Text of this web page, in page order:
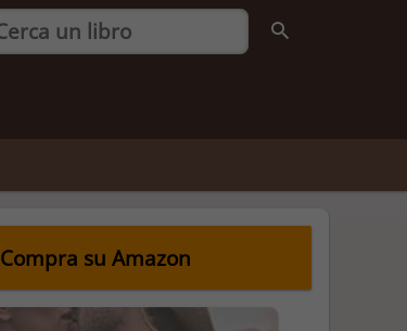
Compra su Amazon